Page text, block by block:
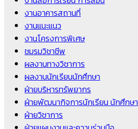
งานอาคารสถานที่
งานแนะแนว
งานโครงการพิเศษ
ชมรมวิชาชีพ
ผลงานทางวิชาการ
ผลงานนักเรียนนักศึกษา
ฝ่ายบริหารทรัพยากร
ฝ่ายพัฒนากิจการนักเรียน นักศึกษา
ฝ่ายวิชาการ